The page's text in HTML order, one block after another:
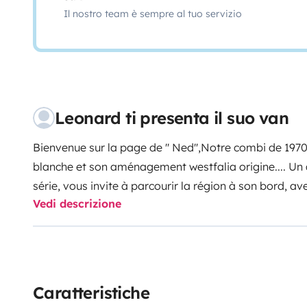
Il nostro team è sempre al tuo servizio
Leonard ti presenta il suo van
Bienvenue sur la page de '' Ned'',Notre combi de
blanche et son aménagement westfalia origine....
série, vous invite à parcourir la région à son bord,
touristiques ou moins touristiques que vous pourrez
Cruis'inn Combi sur laquelle nous vous partageons
vie à bord...En option un auvent Khyam motordome
Vedi descrizione
Caratteristiche